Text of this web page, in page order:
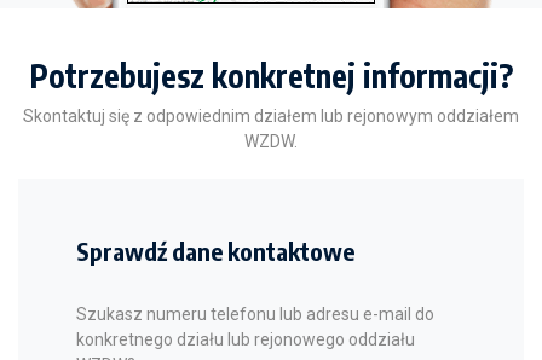
Potrzebujesz konkretnej informacji?
Skontaktuj się z odpowiednim działem lub rejonowym oddziałem
WZDW.
Sprawdź dane kontaktowe
Szukasz numeru telefonu lub adresu e-mail do
konkretnego działu lub rejonowego oddziału